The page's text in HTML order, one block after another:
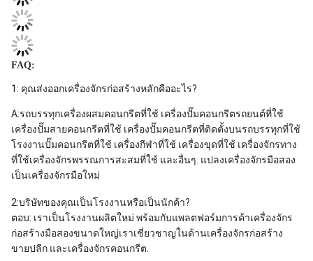
FAQ:
1: คุณส่งออกเครื่องจักรก่อสร้างหลักคืออะไร?
A:รถบรรทุกเครื่องผสมคอนกรีตที่ใช้ เครื่องปั๊มคอนกรีตรถยนต์ที่ใช้
เครื่องปั๊มสายคอนกรีตที่ใช้ เครื่องปั๊มคอนกรีตที่ติดตั้งบนรถบรรทุกที่ใช้
โรงงานปั๊มคอนกรีตที่ใช้ เครื่องกีฬาที่ใช้ เครื่องขุดที่ใช้ เครื่องจักรทาง
ที่ใช้เครื่องจักรพรรณการสะสมที่ใช้ และอื่นๆ. แปลงเครื่องจักรมือสอง
เป็นเครื่องจักรมือใหม่
2:บริษัทของคุณเป็นโรงงานหรือเป็นนักค้า?
ตอบ: เราเป็นโรงงานผลิตใหม่ พร้อมกับแพลตฟอร์มการค้าเครื่องจักร
ก่อสร้างมือสองขนาดใหญ่เราเชี่ยวชาญในด้านเครื่องจักรก่อสร้าง
ขายปลีก และเครื่องจักรคอนกรีต.